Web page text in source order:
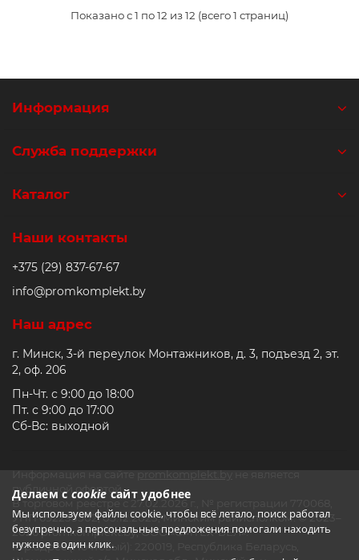
Показано с 1 по 12 из 12 (всего 1 страниц)
Делаем с cookie сайт удобнее
Мы используем файлы cookie, чтобы всё летало, поиск работал
безупречно, а персональные предложения помогали находить
нужное в один клик.
Информация
Служба поддержки
Каталог
Наши контакты
+375 (29) 837-67-67
info@promkomplekt.by
Наш адрес
г. Минск, 3-й переулок Монтажников, д. 3, подъезд 2, эт.
2, оф. 206
Пн-Чт. с 9:00 до 18:00
Пт. с 9:00 до 17:00
Сб-Вс: выходной
Информация на сайте promkomplekt.by не является
публичной офертой.
В торговом реестре с 27.02.2026 г., № регистрации 770068,
УНП 692235502, 05.12.2023, Минским райисполком. © 2023–
2026 promkomplekt.by, ООО «СМТЕХ-БЕЛ».
Юр.адрес (Почтовый): 220019, Республика Беларусь,